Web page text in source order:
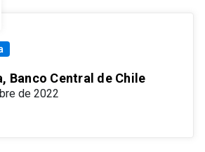
Banco Central de Chile
de 2022